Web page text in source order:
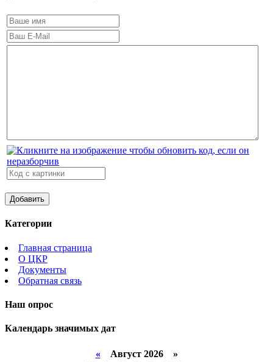
Категории
Главная страница
О ЦКР
Документы
Обратная связь
Наш опрос
Календарь значимых дат
«Август 2026 »